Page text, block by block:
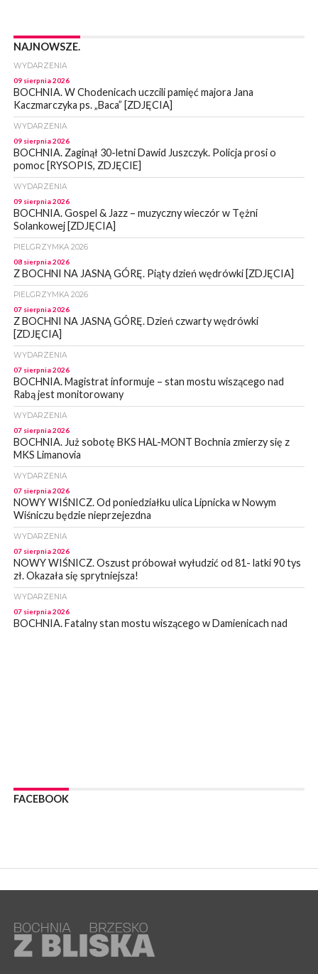
NAJNOWSZE.
WYDARZENIA
09 sierpnia 2026
BOCHNIA. W Chodenicach uczcili pamięć majora Jana
Kaczmarczyka ps. „Baca” [ZDJĘCIA]
WYDARZENIA
09 sierpnia 2026
BOCHNIA. Zaginął 30-letni Dawid Juszczyk. Policja prosi o
pomoc [RYSOPIS, ZDJĘCIE]
WYDARZENIA
09 sierpnia 2026
BOCHNIA. Gospel & Jazz – muzyczny wieczór w Tężni
Solankowej [ZDJĘCIA]
PIELGRZYMKA 2026
08 sierpnia 2026
Z BOCHNI NA JASNĄ GÓRĘ. Piąty dzień wędrówki [ZDJĘCIA]
PIELGRZYMKA 2026
07 sierpnia 2026
Z BOCHNI NA JASNĄ GÓRĘ. Dzień czwarty wędrówki
[ZDJĘCIA]
WYDARZENIA
07 sierpnia 2026
BOCHNIA. Magistrat informuje – stan mostu wiszącego nad
Rabą jest monitorowany
WYDARZENIA
07 sierpnia 2026
BOCHNIA. Już sobotę BKS HAL-MONT Bochnia zmierzy się z
MKS Limanovia
WYDARZENIA
07 sierpnia 2026
NOWY WIŚNICZ. Od poniedziałku ulica Lipnicka w Nowym
Wiśniczu będzie nieprzejezdna
WYDARZENIA
07 sierpnia 2026
NOWY WIŚNICZ. Oszust próbował wyłudzić od 81- latki 90 tys
zł. Okazała się sprytniejsza!
WYDARZENIA
07 sierpnia 2026
BOCHNIA. Fatalny stan mostu wiszącego w Damienicach nad
06 sierpnia 2026
Z BOCHNI NA JASNĄ GÓRĘ. Trzeci dzień wędrówki [ZDJĘCIA]
projektowej przebudowy ulicy Dołuszyckiej
WYDARZENIA
FACEBOOK